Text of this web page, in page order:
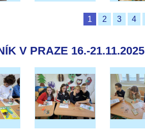
1 2 3 4
V PRAZE 16.-21.11.2025